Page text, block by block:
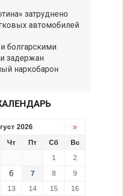
затруднено
автомобилей
болгарскими
задержан
наркобарон
2026 »
Чт Пт Сб
Вс
1
2
6 7 8
9
13 14 15 16